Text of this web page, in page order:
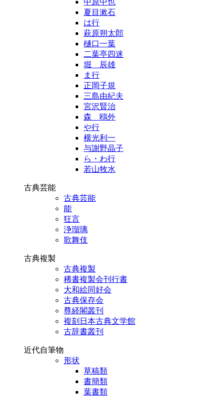
中原中也
夏目漱石
は行
萩原朔太郎
樋口一葉
二葉亭四迷
堀 辰雄
ま行
正岡子規
三島由紀夫
宮沢賢治
森 鴎外
や行
横光利一
与謝野晶子
ら・わ行
若山牧水
古典芸能
古典芸能
能
狂言
浄瑠璃
歌舞伎
古典複製
古典複製
稀書複製会刊行書
大和絵同好会
古典保存会
尊経閣叢刊
複刻日本古典文学館
古辞書叢刊
近代自筆物
形状
草稿類
書簡類
葉書類